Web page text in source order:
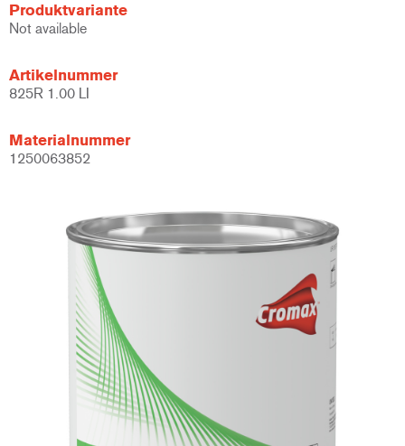
Produktvariante
Not available
Artikelnummer
825R 1.00 LI
Materialnummer
1250063852